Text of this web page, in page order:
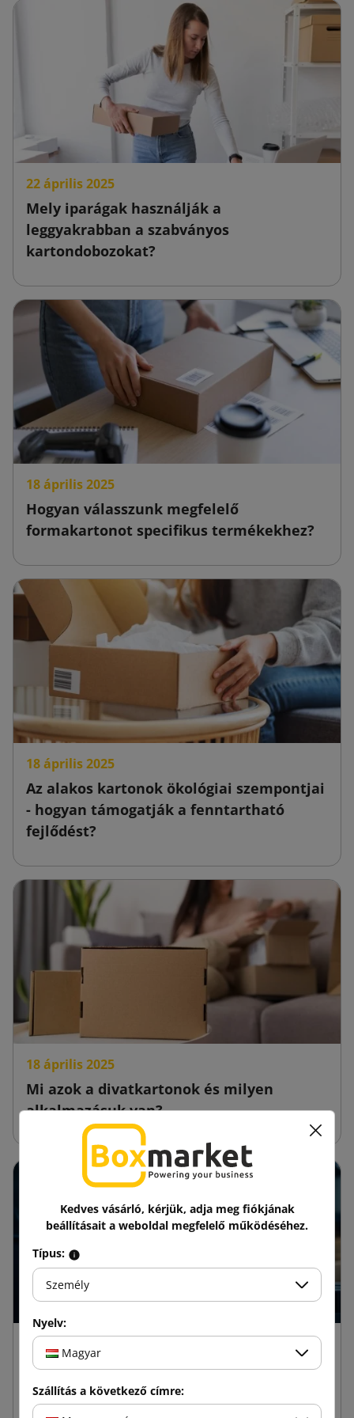
22 április 2025
Mely iparágak használják a
leggyakrabban a szabványos
kartondobozokat?
18 április 2025
Hogyan válasszunk megfelelő
formakartonot specifikus termékekhez?
18 április 2025
Az alakos kartonok ökológiai szempontjai
- hogyan támogatják a fenntartható
fejlődést?
18 április 2025
Mi azok a divatkartonok és milyen
alkalmazásuk van?
18 február 2025
Hogyan tesztelik a lemezkartonok
ellenállóságát?
Kedves vásárló, kérjük, adja meg fiókjának
beállításait a weboldal megfelelő működéséhez.
Típus:
Személy
Nyelv:
Magyar
Szállítás a következő címre: